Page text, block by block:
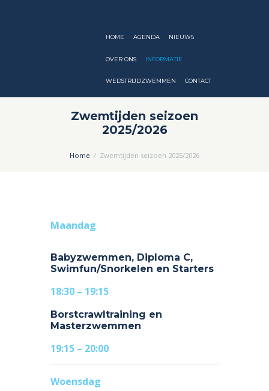
HOME AGENDA NIEUWS
OVER ONS INFORMATIE
WEDSTRIJDZWEMMEN CONTACT
Zwemtijden seizoen
2025/2026
Home Zwemtijden seizoen 2025/2026
Maandag
Babyzwemmen, Diploma C,
Swimfun/Snorkelen en Starters
18:30 – 19:15
Borstcrawltraining en
Masterzwemmen
19:15 – 20:00
Woensdag